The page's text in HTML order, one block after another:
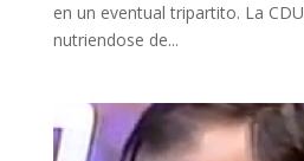
en un eventual tripartito. La
nutriendose de...